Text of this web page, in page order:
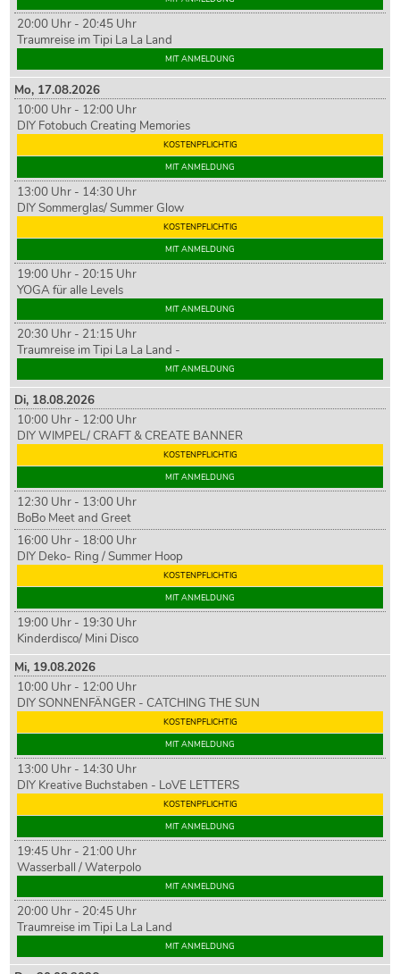
20:00 Uhr - 20:45 Uhr
Traumreise im Tipi La La Land
MIT ANMELDUNG
Mo, 17.08.2026
10:00 Uhr - 12:00 Uhr
DIY Fotobuch Creating Memories
KOSTENPFLICHTIG
MIT ANMELDUNG
13:00 Uhr - 14:30 Uhr
DIY Sommerglas/ Summer Glow
KOSTENPFLICHTIG
MIT ANMELDUNG
19:00 Uhr - 20:15 Uhr
YOGA für alle Levels
MIT ANMELDUNG
20:30 Uhr - 21:15 Uhr
Traumreise im Tipi La La Land -
MIT ANMELDUNG
Di, 18.08.2026
10:00 Uhr - 12:00 Uhr
DIY WIMPEL/ CRAFT & CREATE BANNER
KOSTENPFLICHTIG
MIT ANMELDUNG
12:30 Uhr - 13:00 Uhr
BoBo Meet and Greet
16:00 Uhr - 18:00 Uhr
DIY Deko- Ring / Summer Hoop
KOSTENPFLICHTIG
MIT ANMELDUNG
19:00 Uhr - 19:30 Uhr
Kinderdisco/ Mini Disco
Mi, 19.08.2026
10:00 Uhr - 12:00 Uhr
DIY SONNENFÄNGER - CATCHING THE SUN
KOSTENPFLICHTIG
MIT ANMELDUNG
13:00 Uhr - 14:30 Uhr
DIY Kreative Buchstaben - LoVE LETTERS
KOSTENPFLICHTIG
MIT ANMELDUNG
19:45 Uhr - 21:00 Uhr
Wasserball / Waterpolo
MIT ANMELDUNG
20:00 Uhr - 20:45 Uhr
Traumreise im Tipi La La Land
MIT ANMELDUNG